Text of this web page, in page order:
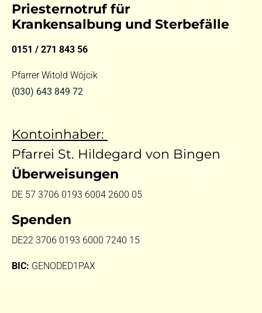
Priesternotruf für
Krankensalbung und Sterbefälle
0151 / 271 843 56
Pfarrer Witold Wójcik
(030) 643 849 72
Kontoinhaber:
Pfarrei St. Hildegard von Bingen
Überweisungen
DE 57 3706 0193 6004 2600 05
Spenden
DE22 3706 0193 6000 7240 15
BIC: GENODED1PAX